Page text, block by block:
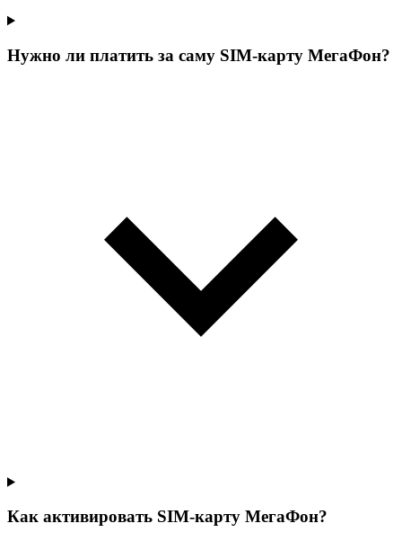
Нужно ли платить за саму SIM-карту МегаФон?
Как активировать SIM-карту МегаФон?